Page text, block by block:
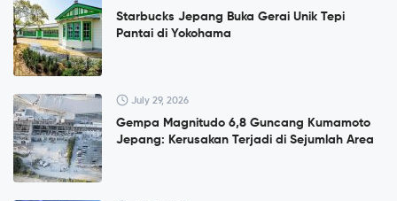
Starbucks Jepang Buka Gerai Unik Tepi
Pantai di Yokohama
July 29, 2026
Gempa Magnitudo 6,8 Guncang Kumamoto
Jepang: Kerusakan Terjadi di Sejumlah Area